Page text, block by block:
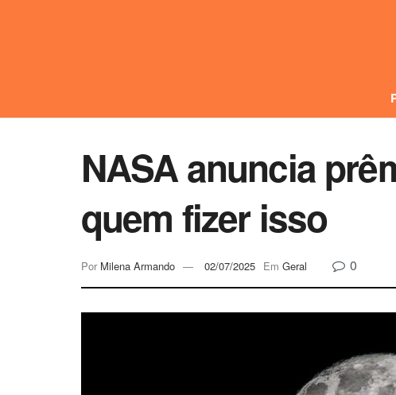
NASA anuncia
quem fizer isso
Por Milena Armando 02/07/2025 Em Geral 0